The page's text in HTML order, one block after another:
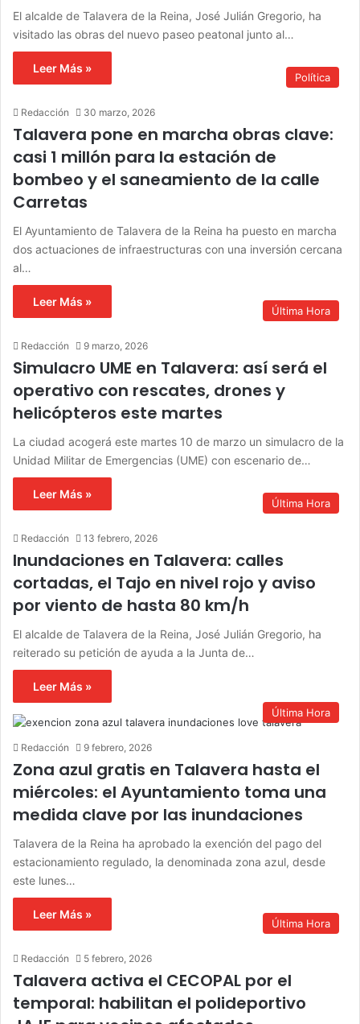
El alcalde de Talavera de la Reina, José Julián Gregorio, ha
visitado las obras del nuevo paseo peatonal junto al…
Leer Más »
Política
Redacción 30 marzo, 2026
Talavera pone en marcha obras clave:
casi 1 millón para la estación de
bombeo y el saneamiento de la calle
Carretas
El Ayuntamiento de Talavera de la Reina ha puesto en marcha
dos actuaciones de infraestructuras con una inversión cercana
al…
Leer Más »
Última Hora
Redacción 9 marzo, 2026
Simulacro UME en Talavera: así será el
operativo con rescates, drones y
helicópteros este martes
La ciudad acogerá este martes 10 de marzo un simulacro de la
Unidad Militar de Emergencias (UME) con escenario de…
Leer Más »
Última Hora
Redacción 13 febrero, 2026
Inundaciones en Talavera: calles
cortadas, el Tajo en nivel rojo y aviso
por viento de hasta 80 km/h
El alcalde de Talavera de la Reina, José Julián Gregorio, ha
reiterado su petición de ayuda a la Junta de…
Leer Más »
Última Hora
Redacción 9 febrero, 2026
Zona azul gratis en Talavera hasta el
miércoles: el Ayuntamiento toma una
medida clave por las inundaciones
Talavera de la Reina ha aprobado la exención del pago del
estacionamiento regulado, la denominada zona azul, desde
este lunes…
Leer Más »
Última Hora
Redacción 5 febrero, 2026
Talavera activa el CECOPAL por el
temporal: habilitan el polideportivo